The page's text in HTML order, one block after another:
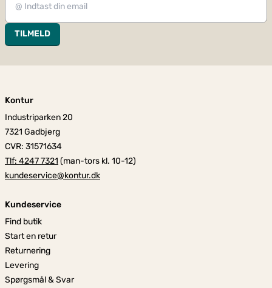
TILMELD
Kontur
Industriparken 20
7321 Gadbjerg
CVR: 31571634
Tlf: 4247 7321 (man-tors kl. 10-12)
kundeservice@kontur.dk
Kundeservice
Find butik
Start en retur
Returnering
Levering
Spørgsmål & Svar